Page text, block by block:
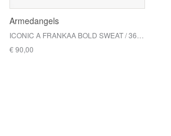
Armedangels
€ 90,00